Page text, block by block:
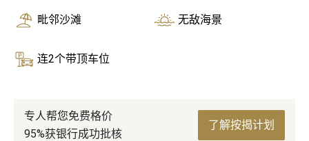
毗邻沙滩 无敌海景
连2个带顶车位
专人帮您免费格价
95%获银行成功批核
了解按揭计划